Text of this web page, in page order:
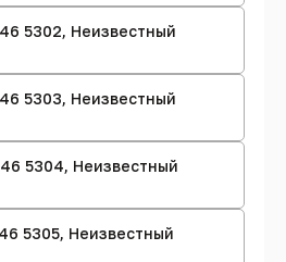
5302, Неизвестный
5303, Неизвестный
5304, Неизвестный
5305, Неизвестный